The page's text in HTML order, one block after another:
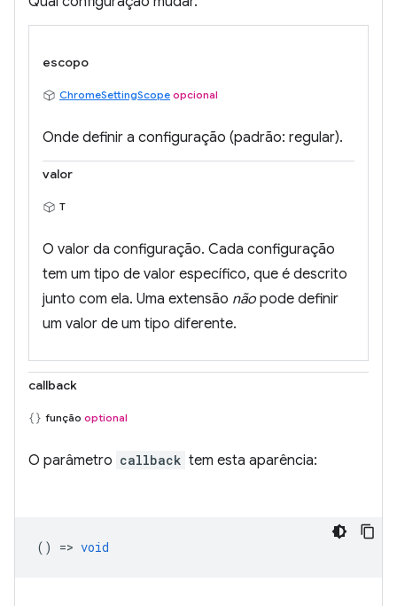
escopo
ChromeSettingScope opcional
Onde definir a configuração (padrão: regular).
valor
T
O valor da configuração. Cada configuração
tem um tipo de valor específico, que é descrito
junto com ela. Uma extensão não pode definir
um valor de um tipo diferente.
callback
função optional
O parâmetro callback tem esta aparência:
() => void